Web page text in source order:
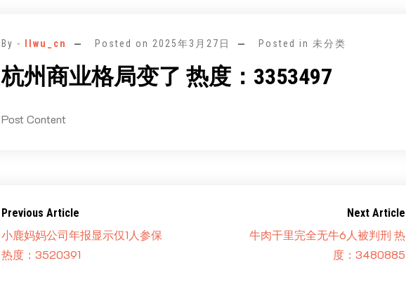
By - llwu_cn Posted on 2025年3月27日 Posted in 未分类
杭州商业格局变了 热度：3353497
Post Content
Previous Article
小鹿妈妈公司年报显示仅1人参保
热度：3520391
Next Article
牛肉干里完全无牛6人被判刑 热
度：3480885